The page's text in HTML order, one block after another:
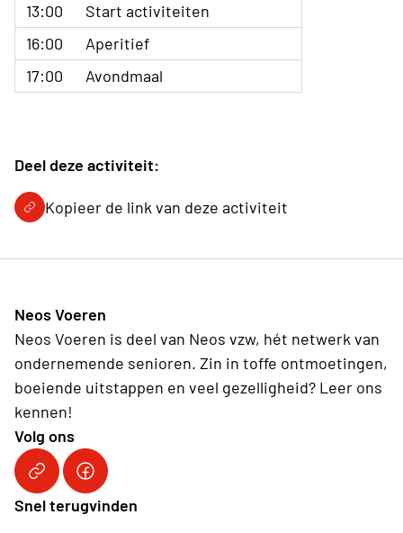
13:00
Start activiteiten
16:00
Aperitief
17:00
Avondmaal
Deel deze activiteit:
Kopieer de link van deze activiteit
Neos Voeren
Neos Voeren is deel van Neos vzw, hét netwerk van
ondernemende senioren. Zin in toffe ontmoetingen,
boeiende uitstappen en veel gezelligheid? Leer ons
kennen!
Volg ons
Neos ClubLink naar Facebook pagina
Snel terugvinden